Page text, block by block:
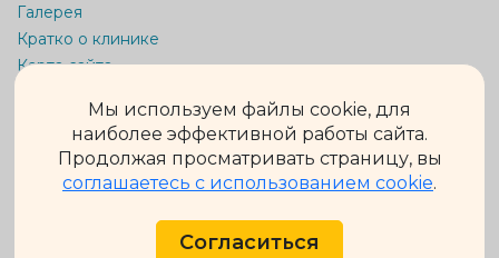
Мы используем файлы cookie, для
наиболее эффективной работы сайта.
Продолжая просматривать страницу, вы
соглашаетесь с использованием cookie.
Согласиться
Галерея
Кратко о клинике
Карта сайта
Информация на сайте не является публичной офертой.
Обращаем Ваше внимание на то, что данный интернет-сайт
носит исключительно информационный характер и ни при
каких условиях не является публичной офертой,
определяемой положениями ч. 2 ст. 437 Гражданского кодекса
услуг уточняйте у администраторов.
Внимание! Имеются противопоказания. Необходима